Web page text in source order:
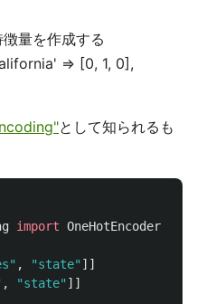
徴量を作成する
=> [0, 1, 0],
として知られるも
import OneHotEncoder
" , "state" ]]
, "state" ]]